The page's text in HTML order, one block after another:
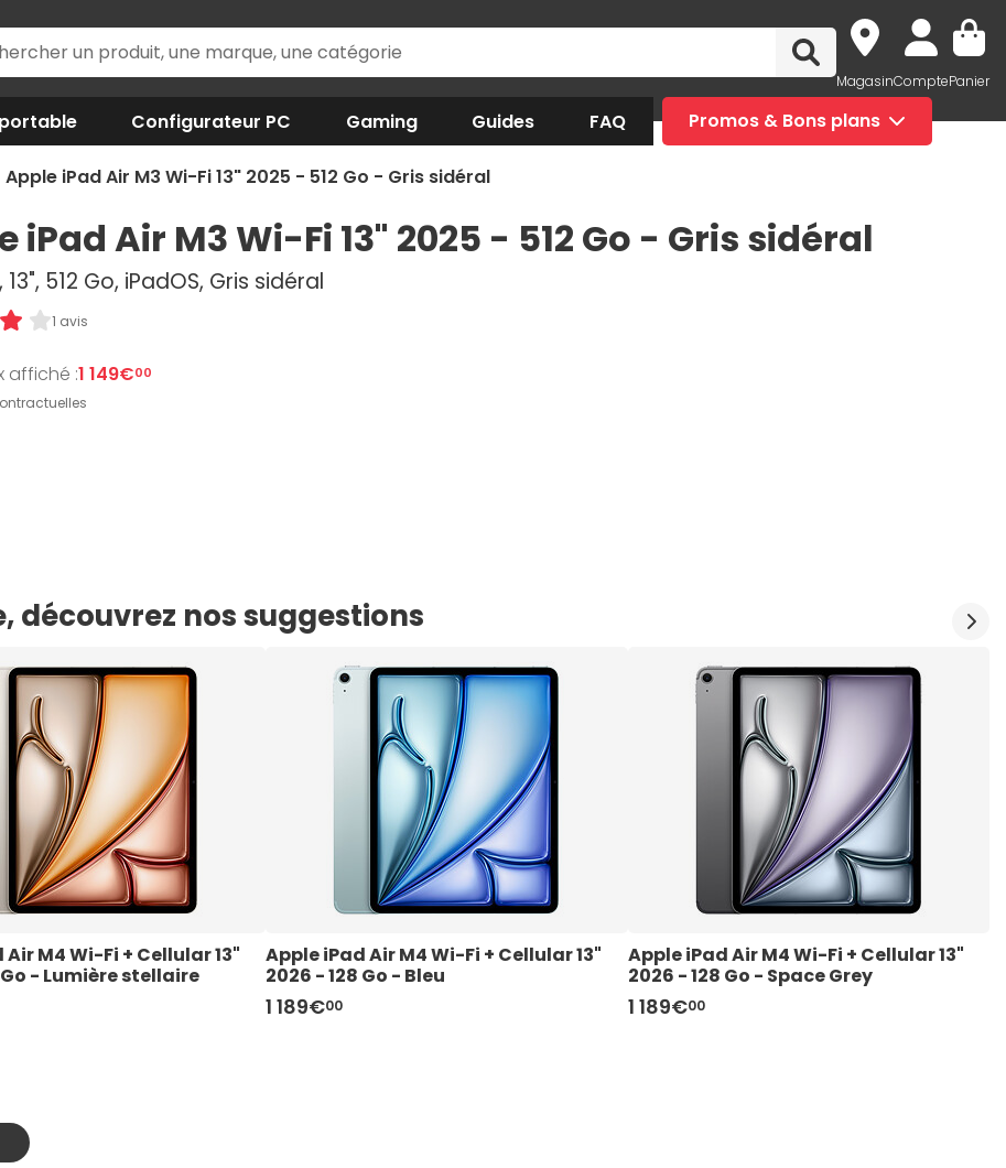
MagasinComptePanier
Configurateur PC Gaming Guides FAQ Promos & Bons plans
Apple iPad Air M3 Wi-Fi 13" 2025 - 512 Go - Gris sidéral
iPad Air M3 Wi-Fi 13" 2025 - 512 Go - Gris sidéral
13", 512 Go, iPadOS, Gris sidéral
1 avis
affiché :1 149€00
découvrez nos suggestions
M4 Wi-Fi + Cellular 13"
Go - Lumière stellaire
Apple iPad Air M4 Wi-Fi + Cellular 13"
2026 - 128 Go - Bleu
1 189€00
Apple iPad Air M4 Wi-Fi + Cellular 13"
2026 - 128 Go - Space Grey
1 189€00